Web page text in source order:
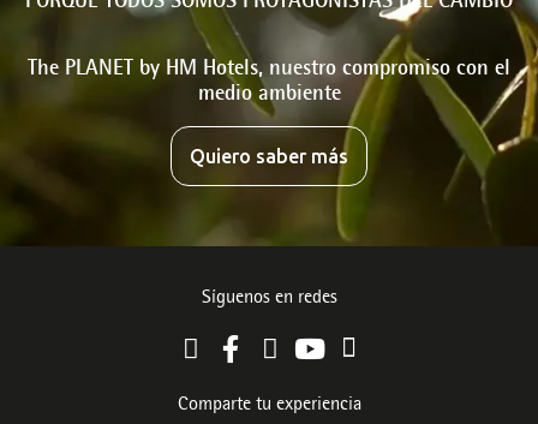
The PLANET by HM Hotels, nuestro compromiso con el
medio ambiente
Quiero saber más
Síguenos en redes
Comparte tu experiencia